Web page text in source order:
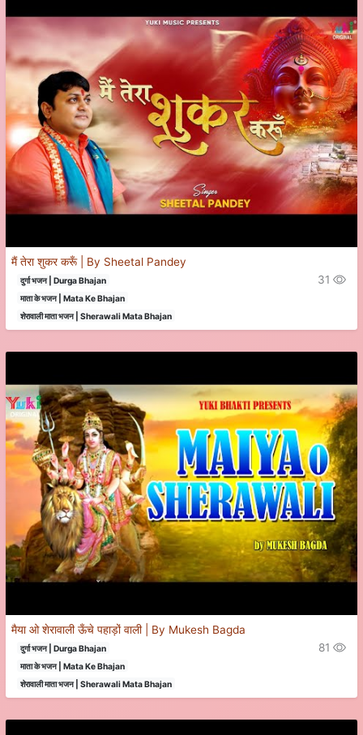
मैं तेरा शुकर करूँ | By Sheetal Pandey
दुर्गा भजन | Durga Bhajan
माता के भजन | Mata Ke Bhajan
शेरावाली माता भजन | Sherawali Mata Bhajan
31
मैया ओ शेरावाली ऊँचे पहाड़ों वाली | By Mukesh Bagda
दुर्गा भजन | Durga Bhajan
माता के भजन | Mata Ke Bhajan
शेरावाली माता भजन | Sherawali Mata Bhajan
81